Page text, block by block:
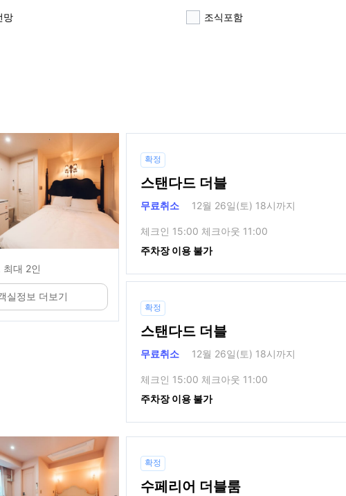
망 조식포함
최대 2인
실정보 더보기
확정
스탠다드 더블
무료취소 12월 26일(토) 18시까지
체크인 15:00 체크아웃 11:00
주차장 이용 불가
확정
스탠다드 더블
무료취소 12월 26일(토) 18시까지
체크인 15:00 체크아웃 11:00
주차장 이용 불가
확정
수페리어 더블룸